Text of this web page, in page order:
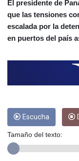
El presidente de
que las tensiones
escalada por la
en puertos del país
Escucha
Tamaño del texto: